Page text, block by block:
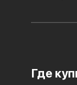
Где